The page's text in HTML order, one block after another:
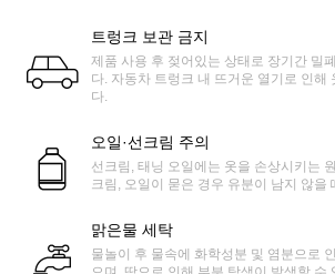
트렁크 보관 금지
제품 사용 후 젖어있는 상태로 장기간 밀
다. 자동차 트렁크 내 뜨거운 열기로 인해
다.
오일·선크림 주의
선크림, 태닝 오일에는 옷을 손상시키는
크림, 오일이 묻은 경우 유분이 남지 않을
맑은물 세탁
물놀이 후 물속에 화학성분 및 염분으로